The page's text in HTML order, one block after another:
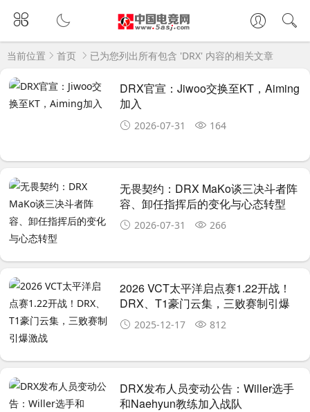
当前位置 首页 已为您列出所有包含 'DRX' 内容的相关文章
DRX官宣：Jiwoo交换至KT，Aiming
加入
2026-07-31 164
无畏契约：DRX MaKo谈三决斗者阵
容、卸任指挥后的变化与心态转型
2026-07-31 266
2026 VCT太平洋启点赛1.22开战！
DRX、T1豪门云集，三败赛制引爆
激战2025-12-17 812
DRX发布人员变动公告：Willer选手
和Naehyun教练加入战队